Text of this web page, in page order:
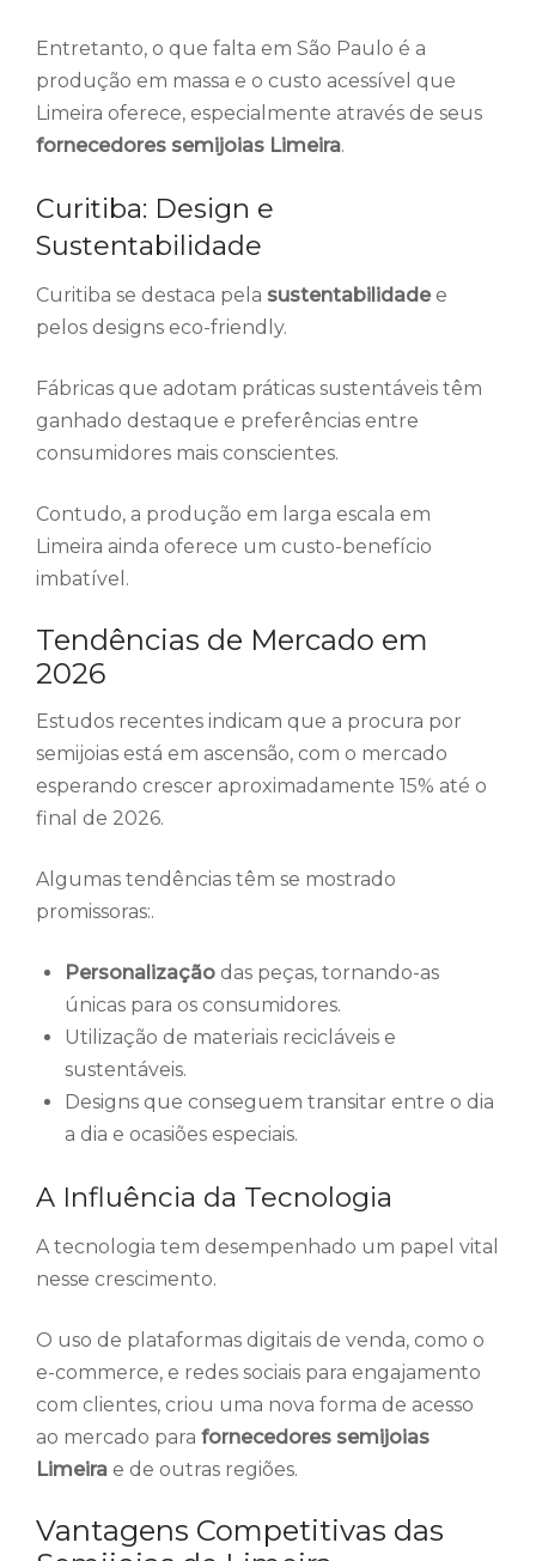
Entretanto, o que falta em São Paulo é a
produção em massa e o custo acessível que
Limeira oferece, especialmente através de seus
fornecedores semijoias Limeira.
Curitiba: Design e
Sustentabilidade
Curitiba se destaca pela sustentabilidadee
pelos designs eco-friendly.
Fábricas que adotam práticas sustentáveis têm
ganhado destaque e preferências entre
consumidores mais conscientes.
Contudo, a produção em larga escala em
Limeira ainda oferece um custo-benefício
imbatível.
Tendências de Mercado em
2026
Estudos recentes indicam que a procura por
semijoias está em ascensão, com o mercado
esperando crescer aproximadamente 15% até o
final de 2026.
Algumas tendências têm se mostrado
promissoras:.
Personalização das peças, tornando-as
únicas para os consumidores.
Utilização de materiais recicláveis e
sustentáveis.
Designs que conseguem transitar entre o dia
a dia e ocasiões especiais.
A Influência da Tecnologia
A tecnologia tem desempenhado um papel vital
nesse crescimento.
O uso de plataformas digitais de venda, como o
e-commerce, e redes sociais para engajamento
com clientes, criou uma nova forma de acesso
ao mercado para fornecedores semijoias
Limeira e de outras regiões.
Vantagens Competitivas das